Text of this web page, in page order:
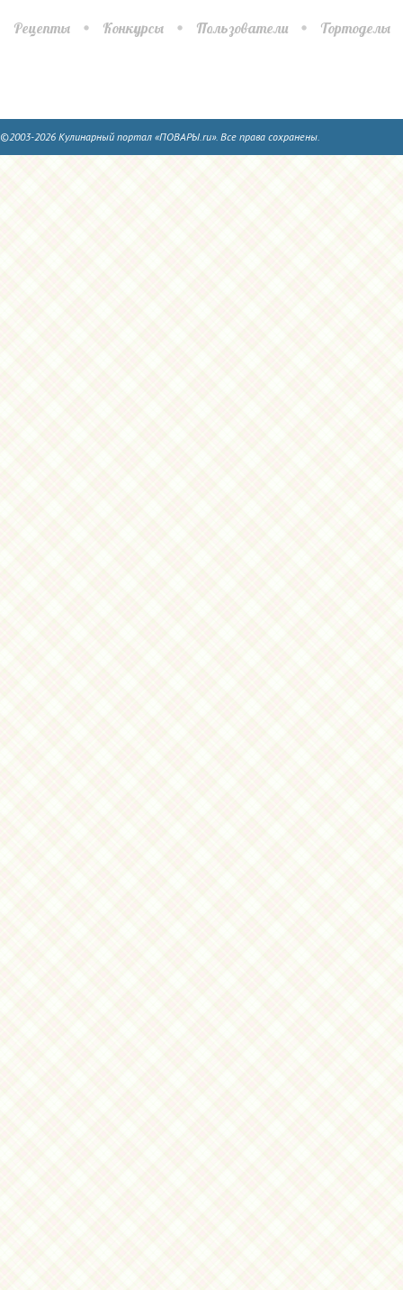
Рецепты Конкурсы Пользователи Тортоделы
©2003-2026 Кулинарный портал «ПОВАРЫ.ru». Все права сохранены.